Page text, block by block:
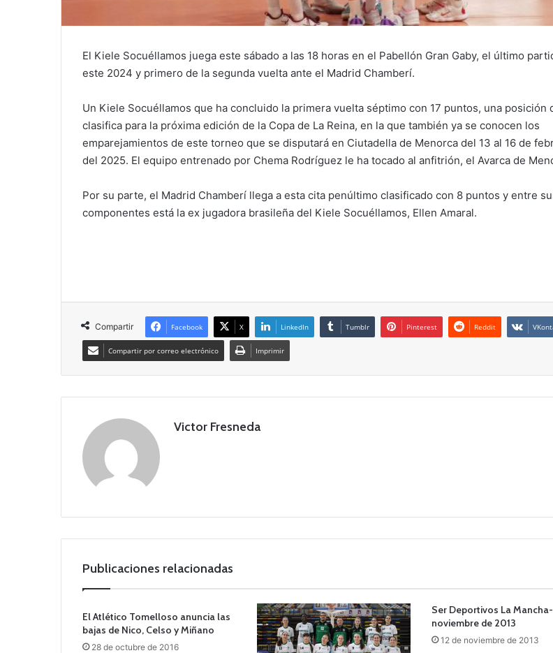
El Kiele Socuéllamos juega este sábado a las 18 horas en el Pabellón Gran Gaby, el último
este 2024 y primero de la segunda vuelta ante el Madrid Chamberí.
Un Kiele Socuéllamos que ha concluido la primera vuelta séptimo con 17 puntos, una posición
clasifica para la próxima edición de la Copa de La Reina, en la que también ya se conocen los
emparejamientos de este torneo que se disputará en Ciutadella de Menorca del 13 al 16 de
del 2025. El equipo entrenado por Chema Rodríguez le ha tocado al anfitrión, el Avarca de
Por su parte, el Madrid Chamberí llega a esta cita penúltimo clasificado con 8 puntos y entre
componentes está la ex jugadora brasileña del Kiele Socuéllamos, Ellen Amaral.
Compartir Facebook X LinkedIn Tumblr Pinterest Reddit
Compartir por correo electrónico Imprimir
Victor Fresneda
Publicaciones relacionadas
El Atlético Tomelloso anuncia las
bajas de Nico, Celso y Miñano
28 de octubre de 2016
Ser Deportivos La
noviembre de 2013
12 de noviembre de 2013